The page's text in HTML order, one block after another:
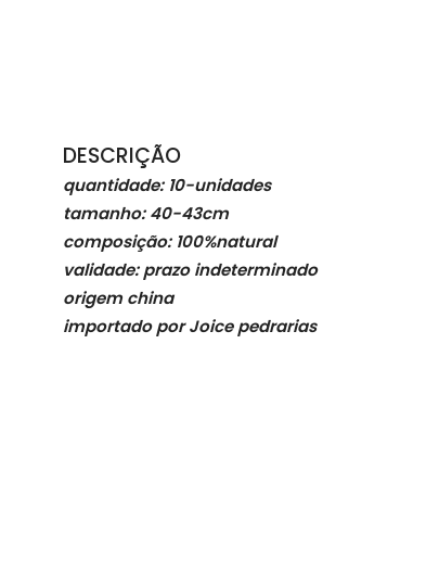
DESCRIÇÃO
quantidade: 10-unidades
tamanho: 40-43cm
composição: 100%natural
validade: prazo indeterminado
origem china
importado por Joice pedrarias